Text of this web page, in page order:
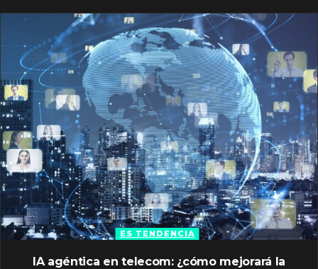
ES TENDENCIA
IA agéntica en telecom: ¿cómo mejorará la